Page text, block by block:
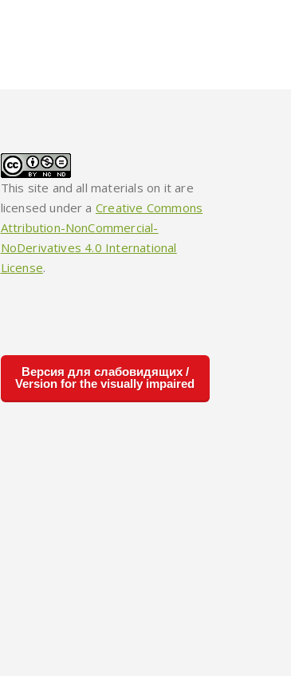
This site and all materials on it are
licensed under a Creative Commons
Attribution-NonCommercial-
NoDerivatives 4.0 International
License.
Версия для слабовидящих /
Version for the visually impaired